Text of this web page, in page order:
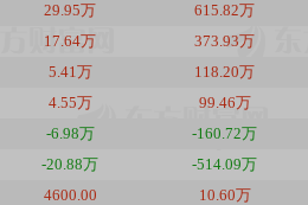
29.95万 615.82万
17.64万 373.93万
5.41万 118.20万
4.55万 99.46万
-6.98万 -160.72万
-20.88万 -514.09万
4600.00 10.60万